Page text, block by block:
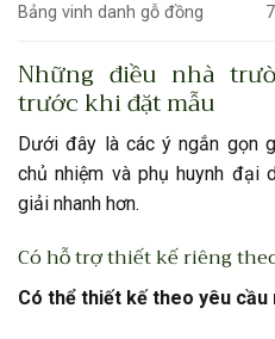
Bảng vinh danh gỗ đồng
Những điều nhà
trước khi đặt mẫu
Dưới đây là các ý ngắn gọn
chủ nhiệm và phụ huynh đại
giải nhanh hơn.
Có hỗ trợ thiết kế riêng
Có thể thiết kế theo yêu cầu